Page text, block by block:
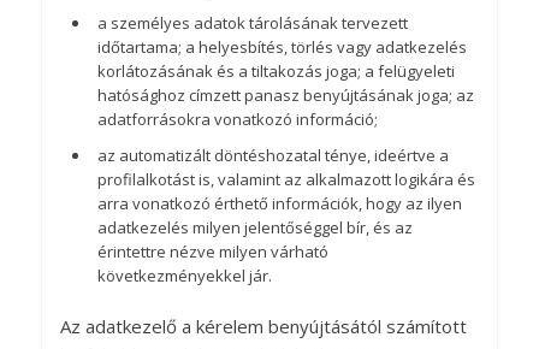
a személyes adatok tárolásának tervezett
időtartama; a helyesbítés, törlés vagy adatkezelés
korlátozásának és a tiltakozás joga; a felügyeleti
hatósághoz címzett panasz benyújtásának joga; az
adatforrásokra vonatkozó információ;
az automatizált döntéshozatal ténye, ideértve a
profilalkotást is, valamint az alkalmazott logikára és
arra vonatkozó érthető információk, hogy az ilyen
adatkezelés milyen jelentőséggel bír, és az
érintettre nézve milyen várható
következményekkel jár.
Az adatkezelő a kérelem benyújtásától számított